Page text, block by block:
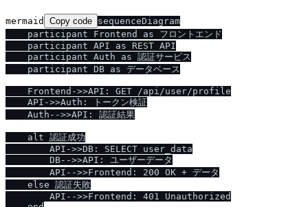
mermaid Copy code sequenceDiagram
    participant Frontend as フロントエンド
    participant API as REST API
    participant Auth as 認証サービス
    participant DB as データベース
    Frontend->>API: GET /api/user/profile
    API->>Auth: トークン検証
    Auth-->>API: 認証結果
    alt 認証成功
        API->>DB: SELECT user_data
        DB-->>API: ユーザーデータ
        API-->>Frontend: 200 OK + データ
    else 認証失敗
        API-->>Frontend: 401 Unauthorized